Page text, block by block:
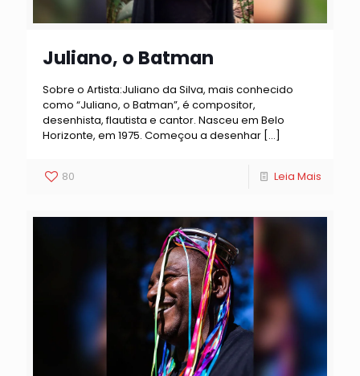
Juliano, o Batman
Sobre o Artista:Juliano da Silva, mais conhecido
como “Juliano, o Batman”, é compositor,
desenhista, flautista e cantor. Nasceu em Belo
Horizonte, em 1975. Começou a desenhar […]
80 Leia Mais